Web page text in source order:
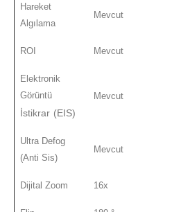
Hareket
Algılama
Mevcut
ROI Mevcut
Elektronik
Görüntü
İstikrar (EIS)
Mevcut
Ultra Defog
(Anti Sis)
Mevcut
Dijital Zoom 16x